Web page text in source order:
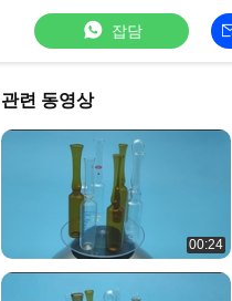
잡담
관련 동영상
00:24